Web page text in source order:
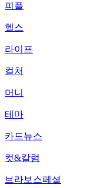
피플
헬스
라이프
컬처
머니
테마
카드뉴스
컷&칼럼
브라보스페셜